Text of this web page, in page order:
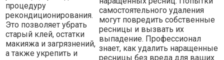
процедуру
рекондиционирования.
Это позволяет убрать
старый клей, остатки
макияжа и загрязнений,
а также укрепить и
самостоятельного удаления
могут повредить собственные
ресницы и вызвать их
выпадение. Профессионал
знает, как удалить наращенные
ресницы без вреда для ваших